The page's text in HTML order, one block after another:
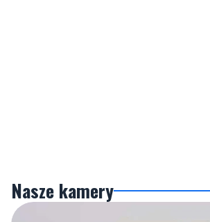
Nasze kamery